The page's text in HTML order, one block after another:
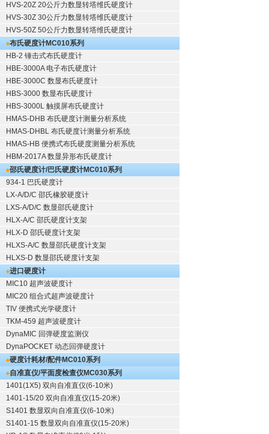
HVS-20Z 20公斤力数显转塔维氏硬度计
HVS-30Z 30公斤力数显转塔维氏硬度计
HVS-50Z 50公斤力数显转塔维氏硬度计
布氏硬度计MC010系列
HB-2 锤击式布氏硬度计
HBE-3000A 电子布氏硬度计
HBE-3000C 数显布氏硬度计
HBS-3000 数显布氏硬度计
HBS-3000L 触摸屏布氏硬度计
HMAS-DHB 布氏硬度计测量分析系统
HMAS-DHBL 布氏硬度计测量分析系统
HMAS-HB 便携式布氏硬度测量分析系统
HBM-2017A 数显异形布氏硬度计
邵氏硬度计/巴氏硬度计MC010系列
934-1 巴氏硬度计
LX-A/D/C 邵氏橡胶硬度计
LXS-A/D/C 数显邵氏硬度计
HLX-A/C 邵氏硬度计支架
HLX-D 邵氏硬度计支架
HLXS-A/C 数显邵氏硬度计支架
HLXS-D 数显邵氏硬度计支架
进口硬度计
MIC10 超声波硬度计
MIC20 组合式超声波硬度计
TIV 便携式光学硬度计
TKM-459 超声波硬度计
DynaMIC 回弹硬度监测仪
DynaPOCKET 动态回弹硬度计
硬度计耗材/配件MC010系列
自准直仪/平面度检查仪MC030系列
1401(1X5) 双向自准直仪(6-10米)
1401-15/20 双向自准直仪(15-20米)
S1401 数显双向自准直仪(6-10米)
S1401-15 数显双向自准直仪(15-20米)